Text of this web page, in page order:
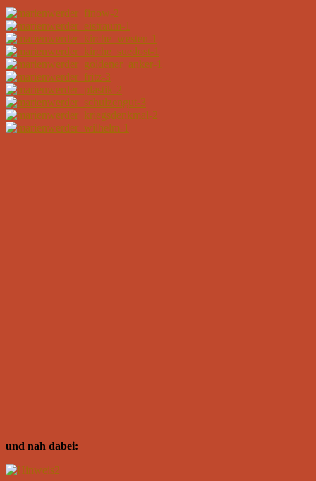
und nah dabei: